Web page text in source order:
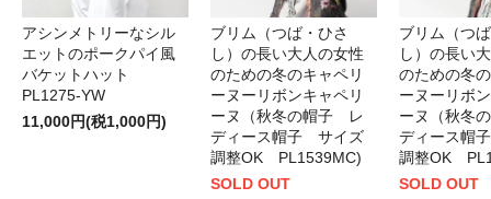
アシンメトリーなシル
エットのポークパイ風
バケットハット
PL1275-YW
11,000円(税1,000円)
ブリム（つば・ひさ
し）の長い大人の女性
のための冬のキャペリ
ーヌーリボンキャペリ
ーヌ（秋冬の帽子 レ
ディース帽子 サイズ
調整OK PL1539MC)
SOLD OUT
ブリム（つ
し）の長い
のための冬
ーヌーリボ
ーヌ（秋冬
ディース帽
調整OK
SOLD OUT